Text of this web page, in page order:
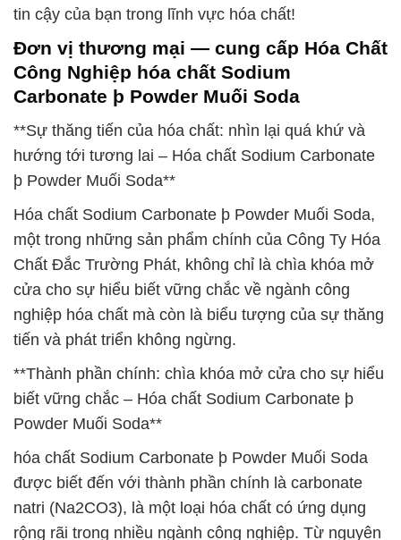
tin cậy của bạn trong lĩnh vực hóa chất!
Đơn vị thương mại — cung cấp Hóa Chất
Công Nghiệp hóa chất Sodium
Carbonate þ Powder Muối Soda
**Sự thăng tiến của hóa chất: nhìn lại quá khứ và
hướng tới tương lai – Hóa chất Sodium Carbonate
þ Powder Muối Soda**
Hóa chất Sodium Carbonate þ Powder Muối Soda,
một trong những sản phẩm chính của Công Ty Hóa
Chất Đắc Trường Phát, không chỉ là chìa khóa mở
cửa cho sự hiểu biết vững chắc về ngành công
nghiệp hóa chất mà còn là biểu tượng của sự thăng
tiến và phát triển không ngừng.
**Thành phần chính: chìa khóa mở cửa cho sự hiểu
biết vững chắc – Hóa chất Sodium Carbonate þ
Powder Muối Soda**
hóa chất Sodium Carbonate þ Powder Muối Soda
được biết đến với thành phần chính là carbonate
natri (Na2CO3), là một loại hóa chất có ứng dụng
rộng rãi trong nhiều ngành công nghiệp. Từ nguyên